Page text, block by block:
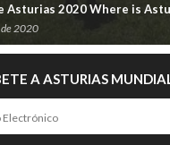
Asturias 2020 Where is
de 2020
A ASTURIAS